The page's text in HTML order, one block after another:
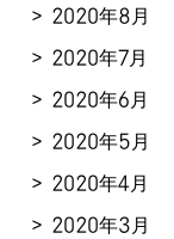
2020年8月
2020年7月
2020年6月
2020年5月
2020年4月
2020年3月